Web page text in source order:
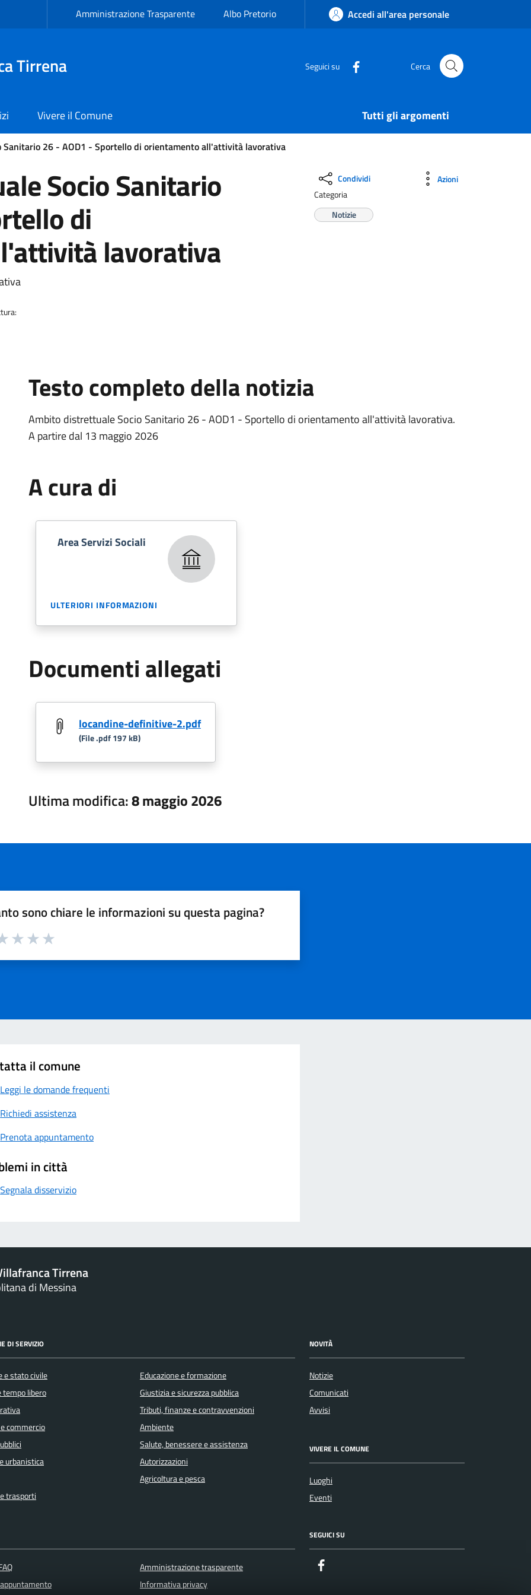
Amministrazione Trasparente Albo Pretorio Accedi all'area personale
Tirrena Seguici su Cerca
Vivere il Comune Tutti gli argomenti
26 - AOD1 - Sportello di orientamento all'attività lavorativa
Socio Sanitario
di
lavorativa
Categoria
Notizie
Condividi Azioni
Testo completo della notizia
Ambito distrettuale Socio Sanitario 26 - AOD1 - Sportello di orientamento all'attività lavorativa.
A partire dal 13 maggio 2026
A cura di
Area Servizi Sociali
ULTERIORI INFORMAZIONI
Documenti allegati
locandine-definitive-2.pdf
(File .pdf 197 kB)
Ultima modifica:8 maggio 2026
sono chiare le informazioni su questa pagina?
il comune
Leggi le domande frequenti
Richiedi assistenza
Prenota appuntamento
in città
Segnala disservizio
Tirrena
di Messina
DI SERVIZIO
e stato civile
tempo libero
commercio
urbanistica
trasporti
Educazione e formazione
Giustizia e sicurezza pubblica
Tributi, finanze e contravvenzioni
Ambiente
Salute, benessere e assistenza
Autorizzazioni
Agricoltura e pesca
NOVITÀ
Notizie
Comunicati
Avvisi
VIVERE IL COMUNE
Luoghi
Eventi
Amministrazione trasparente
Informativa privacy
SEGUICI SU